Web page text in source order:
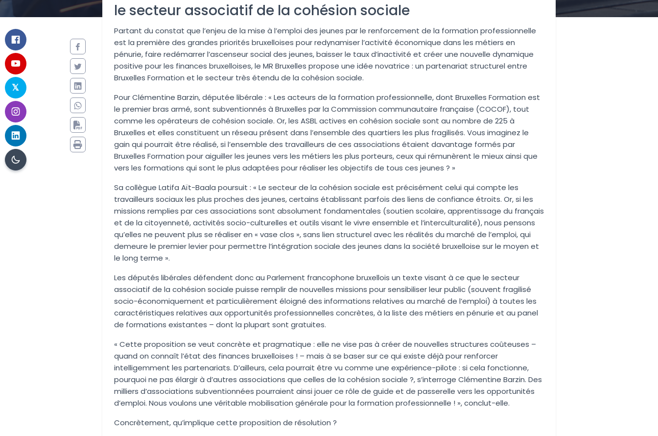
le secteur associatif de la cohésion sociale
Partant du constat que l’enjeu de la mise à l’emploi des jeunes par le renforcement de la formation professionnelle
est la première des grandes priorités bruxelloises pour redynamiser l’activité économique dans les métiers en
pénurie, faire redémarrer l’ascenseur social des jeunes, baisser le taux d’inactivité et créer une nouvelle dynamique
positive pour les finances bruxelloises, le MR Bruxelles propose une idée novatrice : un partenariat structurel entre
Bruxelles Formation et le secteur très étendu de la cohésion sociale.
Pour Clémentine Barzin, députée libérale : « Les acteurs de la formation professionnelle, dont Bruxelles Formation est
le premier bras armé, sont subventionnés à Bruxelles par la Commission communautaire française (COCOF), tout
comme les opérateurs de cohésion sociale. Or, les ASBL actives en cohésion sociale sont au nombre de 225 à
Bruxelles et elles constituent un réseau présent dans l’ensemble des quartiers les plus fragilisés. Vous imaginez le
gain qui pourrait être réalisé, si l’ensemble des travailleurs de ces associations étaient davantage formés par
Bruxelles Formation pour aiguiller les jeunes vers les métiers les plus porteurs, ceux qui rémunèrent le mieux ainsi que
vers les formations qui sont le plus adaptées pour réaliser les objectifs de tous ces jeunes ? »
Sa collègue Latifa Aït-Baala poursuit : « Le secteur de la cohésion sociale est précisément celui qui compte les
travailleurs sociaux les plus proches des jeunes, certains établissant parfois des liens de confiance étroits. Or, si les
missions remplies par ces associations sont absolument fondamentales (soutien scolaire, apprentissage du français
et de la citoyenneté, activités socio-culturelles et outils visant le vivre ensemble et l’interculturalité), nous pensons
qu’elles ne peuvent plus se réaliser en « vase clos », sans lien structurel avec les réalités du marché de l’emploi, qui
demeure le premier levier pour permettre l’intégration sociale des jeunes dans la société bruxelloise sur le moyen et
le long terme ».
Les députés libérales défendent donc au Parlement francophone bruxellois un texte visant à ce que le secteur
associatif de la cohésion sociale puisse remplir de nouvelles missions pour sensibiliser leur public (souvent fragilisé
socio-économiquement et particulièrement éloigné des informations relatives au marché de l’emploi) à toutes les
caractéristiques relatives aux opportunités professionnelles concrètes, à la liste des métiers en pénurie et au panel
de formations existantes – dont la plupart sont gratuites.
« Cette proposition se veut concrète et pragmatique : elle ne vise pas à créer de nouvelles structures coûteuses –
quand on connaît l’état des finances bruxelloises ! – mais à se baser sur ce qui existe déjà pour renforcer
intelligemment les partenariats. D’ailleurs, cela pourrait être vu comme une expérience-pilote : si cela fonctionne,
pourquoi ne pas élargir à d’autres associations que celles de la cohésion sociale ?, s’interroge Clémentine Barzin. Des
milliers d’associations subventionnées pourraient ainsi jouer ce rôle de guide et de passerelle vers les opportunités
d’emploi. Nous voulons une véritable mobilisation générale pour la formation professionnelle ! », conclut-elle.
Concrètement, qu’implique cette proposition de résolution ?